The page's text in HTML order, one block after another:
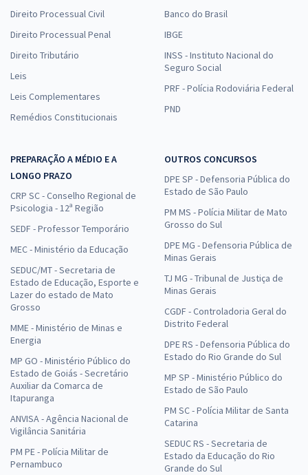
Direito Processual Civil
Direito Processual Penal
Direito Tributário
Leis
Leis Complementares
Remédios Constitucionais
Banco do Brasil
IBGE
INSS - Instituto Nacional do
Seguro Social
PRF - Polícia Rodoviária Federal
PND
PREPARAÇÃO A MÉDIO E A
LONGO PRAZO
CRP SC - Conselho Regional de
Psicologia - 12ª Região
SEDF - Professor Temporário
MEC - Ministério da Educação
SEDUC/MT - Secretaria de
Estado de Educação, Esporte e
Lazer do estado de Mato
Grosso
MME - Ministério de Minas e
Energia
MP GO - Ministério Público do
Estado de Goiás - Secretário
Auxiliar da Comarca de
Itapuranga
ANVISA - Agência Nacional de
Vigilância Sanitária
PM PE - Polícia Militar de
Pernambuco
OUTROS CONCURSOS
DPE SP - Defensoria Pública do
Estado de São Paulo
PM MS - Polícia Militar de Mato
Grosso do Sul
DPE MG - Defensoria Pública de
Minas Gerais
TJ MG - Tribunal de Justiça de
Minas Gerais
CGDF - Controladoria Geral do
Distrito Federal
DPE RS - Defensoria Pública do
Estado do Rio Grande do Sul
MP SP - Ministério Público do
Estado de São Paulo
PM SC - Polícia Militar de Santa
Catarina
SEDUC RS - Secretaria de
Estado da Educação do Rio
Grande do Sul